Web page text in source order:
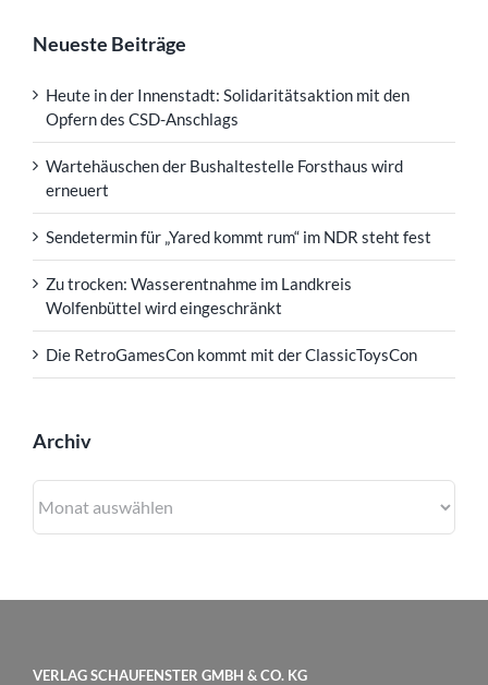
Neueste Beiträge
Heute in der Innenstadt: Solidaritätsaktion mit den
Opfern des CSD-Anschlags
Wartehäuschen der Bushaltestelle Forsthaus wird
erneuert
Sendetermin für „Yared kommt rum“ im NDR steht fest
Zu trocken: Wasserentnahme im Landkreis
Wolfenbüttel wird eingeschränkt
Die RetroGamesCon kommt mit der ClassicToysCon
Archiv
VERLAG SCHAUFENSTER GMBH & CO. KG